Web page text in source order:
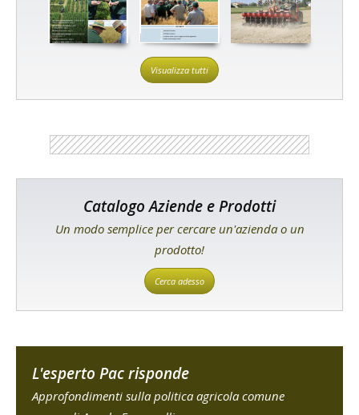
Visualizza tutti
Catalogo Aziende e Prodotti
Un modo semplice per cercare un'azienda o un
prodotto!
Cerca adesso
L'esperto Pac risponde
Approfondimenti sulla politica agricola comune